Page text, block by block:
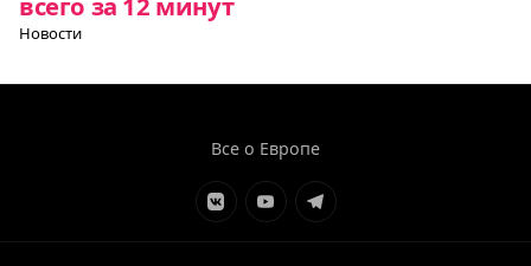
Новости
Все о Европе
ЭлементЭлементЭлемент